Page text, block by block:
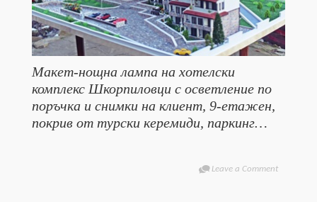
Макет-нощна лампа на хотелски
комплекс Шкорпиловци с осветление по
поръчка и снимки на клиент, 9-етажен,
покрив от турски керемиди, паркинг…
Leave a Comment